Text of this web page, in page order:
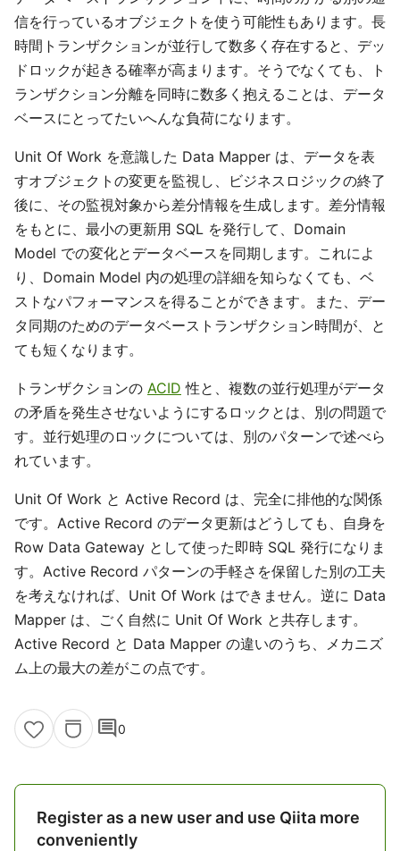
信を行っているオブジェクトを使う可能性もあります。長
時間トランザクションが並行して数多く存在すると、デッ
ドロックが起きる確率が高まります。そうでなくても、ト
ランザクション分離を同時に数多く抱えることは、データ
ベースにとってたいへんな負荷になります。
Unit Of Work を意識した Data Mapper は、データを表
すオブジェクトの変更を監視し、ビジネスロジックの終了
後に、その監視対象から差分情報を生成します。差分情報
をもとに、最小の更新用 SQL を発行して、Domain
Model での変化とデータベースを同期します。これによ
り、Domain Model 内の処理の詳細を知らなくても、ベ
ストなパフォーマンスを得ることができます。また、デー
タ同期のためのデータベーストランザクション時間が、と
ても短くなります。
トランザクションの ACID 性と、複数の並行処理がデータ
の矛盾を発生させないようにするロックとは、別の問題で
す。並行処理のロックについては、別のパターンで述べら
れています。
Unit Of Work と Active Record は、完全に排他的な関係
です。Active Record のデータ更新はどうしても、自身を
Row Data Gateway として使った即時 SQL 発行になりま
す。Active Record パターンの手軽さを保留した別の工夫
を考えなければ、Unit Of Work はできません。逆に Data
Mapper は、ごく自然に Unit Of Work と共存します。
Active Record と Data Mapper の違いのうち、メカニズ
ム上の最大の差がこの点です。
comment0
Register as a new user and use Qiita more
conveniently